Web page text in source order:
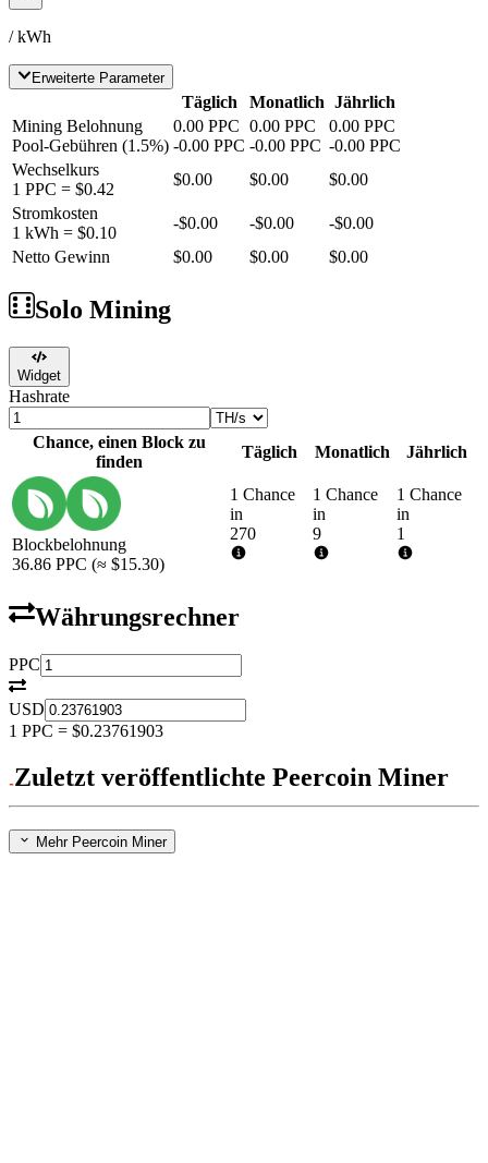
/ kWh
Erweiterte Parameter
Täglich Monatlich Jährlich
Mining Belohnung
Pool-Gebühren (1.5%)
0.00 PPC
-0.00 PPC
0.00 PPC
-0.00 PPC
0.00 PPC
-0.00 PPC
Wechselkurs
1 PPC = $0.42
$0.00 $0.00
$0.00
Stromkosten
1 kWh = $0.10
-$0.00 -$0.00 -$0.00
Netto Gewinn
$0.00 $0.00 $0.00
Solo Mining
Widget
Hashrate
Chance, einen Block zu
finden
Täglich Monatlich Jährlich
Blockbelohnung
36.86 PPC (≈ $15.30)
1 Chance
in
270
1 Chance
in
9
1 Chance
in
1
Währungsrechner
PPC
USD
1 PPC = $0.23761903
Zuletzt veröffentlichte Peercoin Miner
Mehr Peercoin Miner